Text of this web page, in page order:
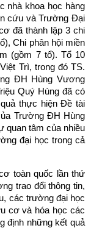
nhà khoa học hàng
cứu và Trường Đại
đã thành lập 3 chi
Chi phân hội miền
(gồm 7 tổ). Tổ 10
Trì, trong đó TS.
ĐH Hùng Vương
Quý Hùng đã có
thực hiện Đề tài
Trường ĐH Hùng
quan tâm của nhiều
đại học trong cả
toàn quốc lần thứ
trao đổi thông tin,
các trường đại học
cơ và hóa học các
định những kết quả